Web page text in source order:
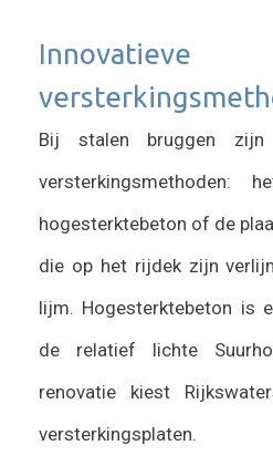
Innovatieve
Bij stalen bruggen
versterkingsmethoden:
hogesterktebeton of de
die op het rijdek zijn
lijm. Hogesterktebeton is
de relatief lichte
renovatie kiest
versterkingsplaten.